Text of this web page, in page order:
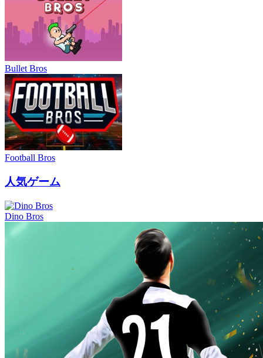
Bullet Bros
Football Bros
人気ゲーム
Dino Bros